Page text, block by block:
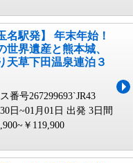
名駅発】 年末年始！
世界遺産と熊本城、
天草下田温泉連泊３
番号267299693`JR43
日~01月01日 出発 3日間
￥119,900